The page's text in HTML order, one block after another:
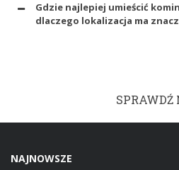
Gdzie najlepiej umieścić
dlaczego lokalizacja ma
SPRAWDŹ
NAJNOWSZE